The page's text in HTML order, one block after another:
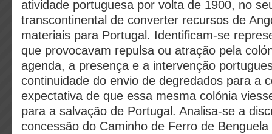
atividade portuguesa por volta de 1900, no
transcontinental de converter recursos de
materiais para Portugal. Identificam-se
que provocavam repulsa ou atração pela
agenda, a presença e a intervenção
continuidade do envio de degredados para a
expectativa de que essa mesma colónia
para a salvação de Portugal. Analisa-se a
concessão do Caminho de Ferro de